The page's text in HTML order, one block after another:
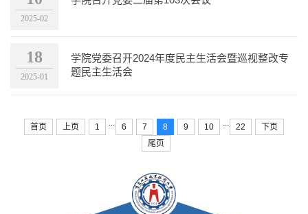
2025-02
18
2025-01
学院党委召开2024年度民主生活会暨巡视整改专
题民主生活会
首页 上页 1 ... 6 7 8 9 10 ... 22
下页
尾页